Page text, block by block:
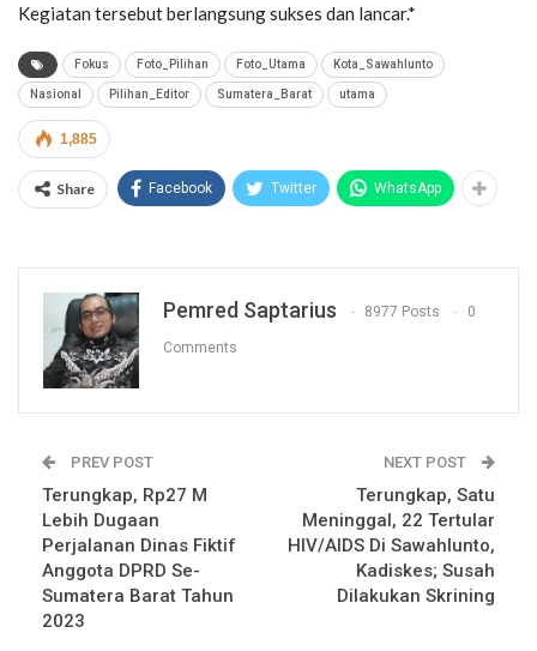
Kegiatan tersebut berlangsung sukses dan lancar.*
Fokus Foto_Pilihan Foto_Utama Kota_Sawahlunto
Nasional Pilihan_Editor Sumatera_Barat utama
1,885
Share Facebook Twitter WhatsApp
Pemred Saptarius 8977 Posts 0
Comments
PREV POST
Terungkap, Rp27 M
Lebih Dugaan
Perjalanan Dinas Fiktif
Anggota DPRD Se-
Sumatera Barat Tahun
2023
NEXT POST
Terungkap, Satu
Meninggal, 22 Tertular
HIV/AIDS Di Sawahlunto,
Kadiskes; Susah
Dilakukan Skrining